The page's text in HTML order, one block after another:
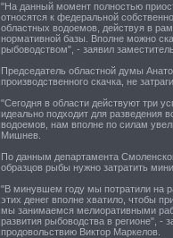
"На данный момент полностью
относятся к федеральной
областных водоемов, действуя в
нормативной базы. Вполне можно
рыбоводством", - заявил
Председатель областной думы
производственного скачка, не
"Сегодня в области действуют три
идеально подходит для разведения
водоемов, нам вполне по силам
Мишнев.
По данным департамента
образцов рыбы нужно затратить
"В минувшем году мы потратили на
этих денег вполне хватило, чтобы
мы занимаемся мелиоративными
развития рыбоводства в регионе", -
продовольствию Виктор Маркелов.